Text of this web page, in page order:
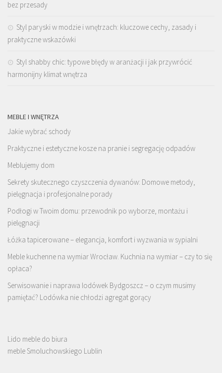
bez przesady
Styl paryski w modzie i wnętrzach: kluczowe cechy, zasady i
praktyczne wskazówki
Styl shabby chic: typowe błędy w aranżacji i jak przywrócić
harmonijny klimat wnętrza
MEBLE I WNĘTRZA
Jakie wybrać schody
Praktyczne i estetyczne kosze na pranie i segregację odpadów
Meblujemy dom
Sekrety skutecznego czyszczenia dywanów: Domowe metody,
pielęgnacja i profesjonalne porady
Podłogi w Twoim domu: przewodnik po wyborze, montażu i
pielęgnacji
Łóżka tapicerowane – elegancja, komfort i wyzwania w sypialni
Meble kuchenne na wymiar Wrocław. Kuchnia na wymiar – czy to się
opłaca?
Serwisowanie i naprawa lodówek Bydgoszcz – o czym musimy
pamiętać? Lodówka nie chłodzi agregat gorący
Lido meble do biura
meble Smoluchowskiego Lublin